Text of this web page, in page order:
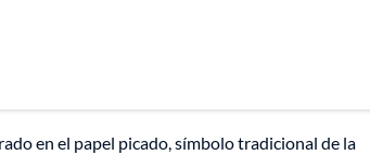
en el papel picado, símbolo tradicional de la